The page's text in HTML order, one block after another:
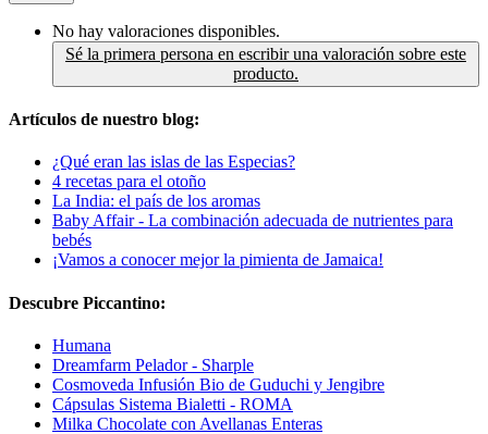
No hay valoraciones disponibles.
Sé la primera persona en escribir una valoración sobre este
producto.
Artículos de nuestro blog:
¿Qué eran las islas de las Especias?
4 recetas para el otoño
La India: el país de los aromas
Baby Affair - La combinación adecuada de nutrientes para
bebés
¡Vamos a conocer mejor la pimienta de Jamaica!
Descubre Piccantino:
Humana
Dreamfarm Pelador - Sharple
Cosmoveda Infusión Bio de Guduchi y Jengibre
Cápsulas Sistema Bialetti - ROMA
Milka Chocolate con Avellanas Enteras